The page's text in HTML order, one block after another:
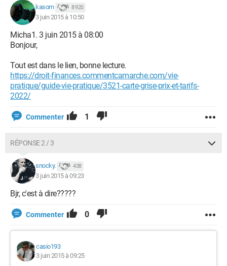
kasom 8 920
3 juin 2015 à 10:50
Micha1. 3 juin 2015 à 08:00
Bonjour,
Tout est dans le lien, bonne lecture.
https://droit-finances.commentcamarche.com/vie-
pratique/guide-vie-pratique/3521-carte-grise-prix-et-tarifs-
2022/
Commenter 1
RÉPONSE 2 / 3
snocky. 438
3 juin 2015 à 09:23
Bjr, c'est à dire?????
Commenter 0
casio193
3 juin 2015 à 09:25